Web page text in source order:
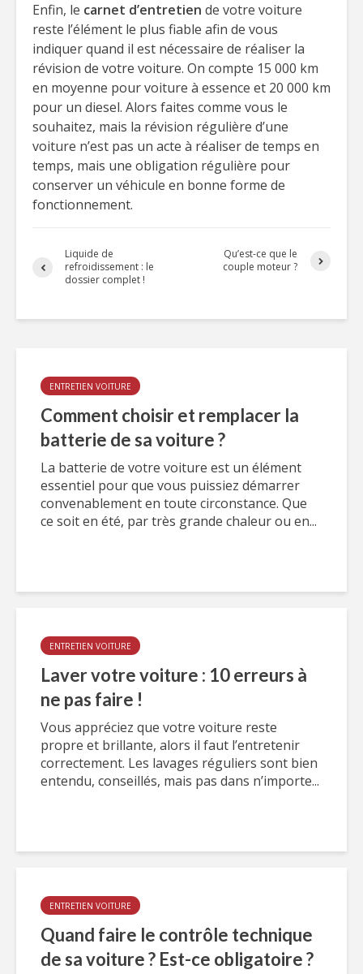
Enfin, le carnet d’entretien de votre voiture
reste l’élément le plus fiable afin de vous
indiquer quand il est nécessaire de réaliser la
révision de votre voiture. On compte 15 000 km
en moyenne pour voiture à essence et 20 000 km
pour un diesel. Alors faites comme vous le
souhaitez, mais la révision régulière d’une
voiture n’est pas un acte à réaliser de temps en
temps, mais une obligation régulière pour
conserver un véhicule en bonne forme de
fonctionnement.
Liquide de
refroidissement : le
dossier complet !
Qu’est-ce que le
couple moteur ?
ENTRETIEN VOITURE
Comment choisir et remplacer la
batterie de sa voiture ?
La batterie de votre voiture est un élément
essentiel pour que vous puissiez démarrer
convenablement en toute circonstance. Que
ce soit en été, par très grande chaleur ou en...
ENTRETIEN VOITURE
Laver votre voiture : 10 erreurs à
ne pas faire !
Vous appréciez que votre voiture reste
propre et brillante, alors il faut l’entretenir
correctement. Les lavages réguliers sont bien
entendu, conseillés, mais pas dans n’importe...
ENTRETIEN VOITURE
Quand faire le contrôle technique
de sa voiture ? Est-ce obligatoire ?